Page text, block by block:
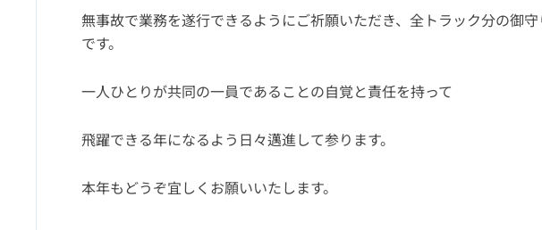
無事故で業務を遂行できるようにご祈願いただき、全トラック分の御
です。
一人ひとりが共同の一員であることの自覚と責任を持って
飛躍できる年になるよう日々邁進して参ります。
本年もどうぞ宜しくお願いいたします。